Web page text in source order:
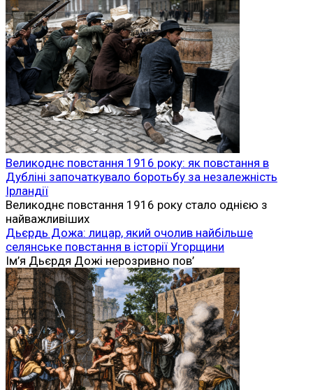
Великоднє повстання 1916 року: як повстання в
Дубліні започаткувало боротьбу за незалежність
Ірландії
Великоднє повстання 1916 року стало однією з
найважливіших
Дьєрдь Дожа: лицар, який очолив найбільше
селянське повстання в історії Угорщини
Ім’я Дьєрдя Дожі нерозривно пов’